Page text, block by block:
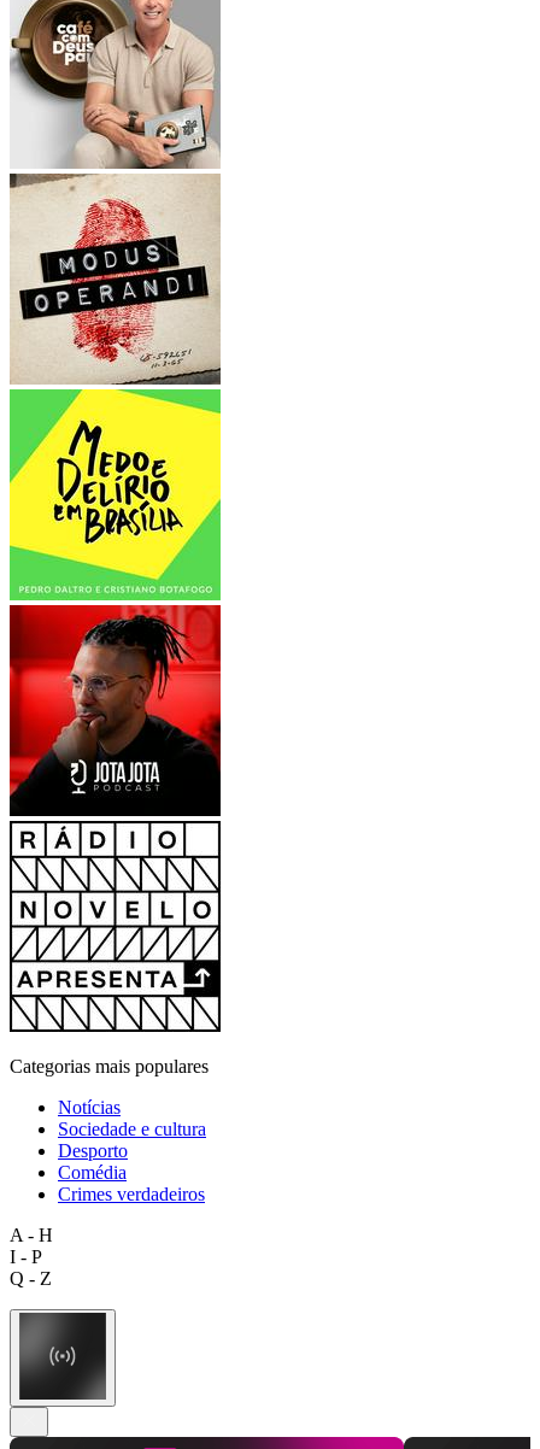
Categorias mais populares
Notícias
Sociedade e cultura
Desporto
Comédia
Crimes verdadeiros
A - H
I - P
Q - Z